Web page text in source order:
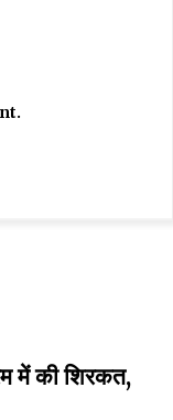
में की शिरकत,